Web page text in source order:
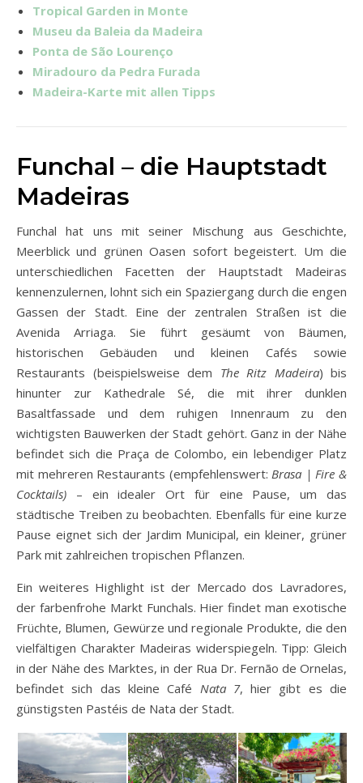
Tropical Garden in Monte
Museu da Baleia da Madeira
Ponta de São Lourenço
Miradouro da Pedra Furada
Madeira-Karte mit allen Tipps
Funchal – die Hauptstadt
Madeiras
Funchal hat uns mit seiner Mischung aus Geschichte,
Meerblick und grünen Oasen sofort begeistert. Um die
unterschiedlichen Facetten der Hauptstadt Madeiras
kennenzulernen, lohnt sich ein Spaziergang durch die engen
Gassen der Stadt. Eine der zentralen Straßen ist die
Avenida Arriaga. Sie führt gesäumt von Bäumen,
historischen Gebäuden und kleinen Cafés sowie
Restaurants (beispielsweise dem The Ritz Madeira) bis
hinunter zur Kathedrale Sé, die mit ihrer dunklen
Basaltfassade und dem ruhigen Innenraum zu den
wichtigsten Bauwerken der Stadt gehört. Ganz in der Nähe
befindet sich die Praça de Colombo, ein lebendiger Platz
mit mehreren Restaurants (empfehlenswert:Brasa | Fire &
Cocktails) – ein idealer Ort für eine Pause, um das
städtische Treiben zu beobachten. Ebenfalls für eine kurze
Pause eignet sich der Jardim Municipal, ein kleiner, grüner
Park mit zahlreichen tropischen Pflanzen.
Ein weiteres Highlight ist der Mercado dos Lavradores,
der farbenfrohe Markt Funchals. Hier findet man exotische
Früchte, Blumen, Gewürze und regionale Produkte, die den
vielfältigen Charakter Madeiras widerspiegeln. Tipp: Gleich
in der Nähe des Marktes, in der Rua Dr. Fernão de Ornelas,
befindet sich das kleine Café Nata 7, hier gibt es die
günstigsten Pastéis de Nata der Stadt.